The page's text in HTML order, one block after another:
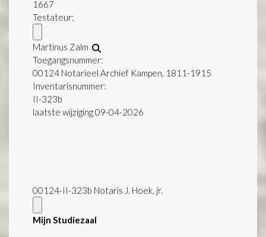
1667
Testateur:
Martinus Zalm
Toegangsnummer:
00124 Notarieel Archief Kampen, 1811-1915
Inventarisnummer:
II-323b
laatste wijziging 09-04-2026
00124-II-323b Notaris J. Hoek, jr.
Mijn Studiezaal